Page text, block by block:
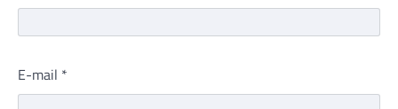
E-mail *